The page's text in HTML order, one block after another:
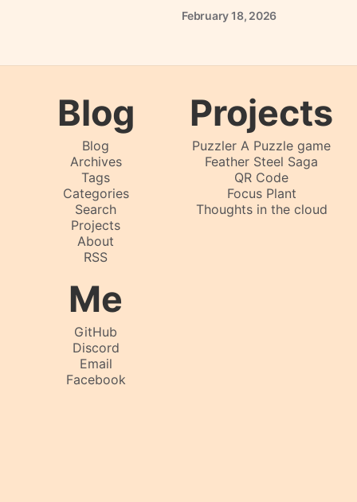
February18, 2026
Blog
Blog
Archives
Tags
Categories
Search
Projects
About
RSS
Projects
Puzzler A Puzzle game
Feather Steel Saga
QR Code
Focus Plant
Thoughts in the cloud
Me
GitHub
Discord
Email
Facebook